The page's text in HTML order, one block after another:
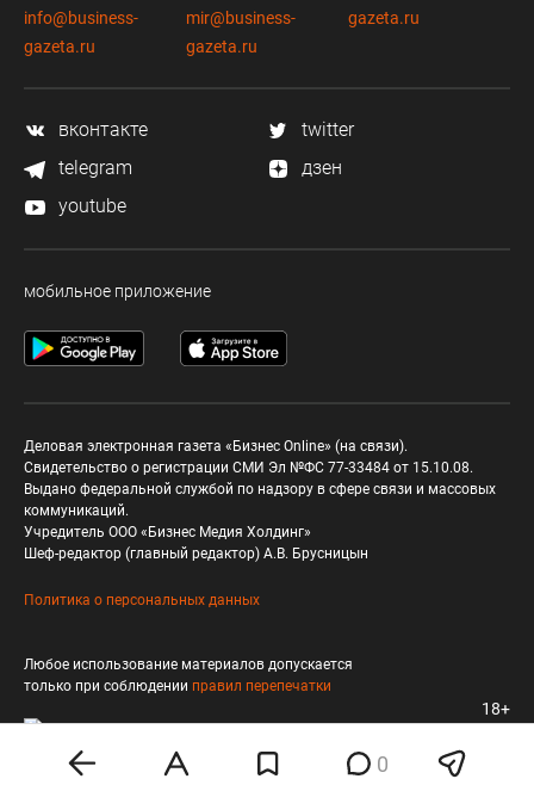
0
info@business-
gazeta.ru
mir@business-
gazeta.ru
gazeta.ru
вконтакте
twitter
telegram
дзен
youtube
мобильное приложение
Деловая электронная газета «Бизнес Online» (на связи).
Свидетельство о регистрации СМИ Эл №ФС 77-33484 от 15.10.08.
Выдано федеральной службой по надзору в сфере связи и массовых
коммуникаций.
Учредитель ООО «Бизнес Медия Холдинг»
Шеф-редактор (главный редактор) А.В. Брусницын
Политика о персональных данных
Любое использование материалов допускается
только при соблюдении правил перепечатки
18+